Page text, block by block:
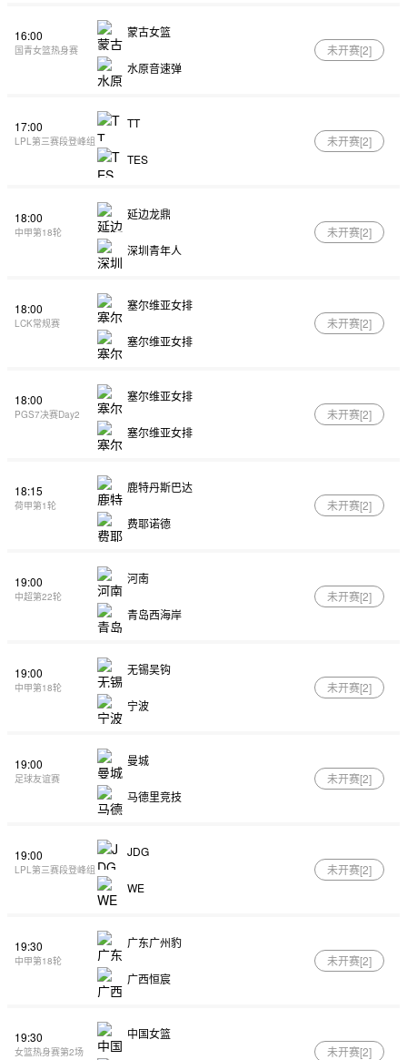
16:00
国青女篮热身赛
蒙古女篮
水原音速弹
未开赛[2]
17:00
LPL第三赛段登峰组
TT
TES
未开赛[2]
18:00
中甲第18轮
延边龙鼎
深圳青年人
未开赛[2]
18:00
LCK常规赛
塞尔维亚女排
塞尔维亚女排
未开赛[2]
18:00
PGS7决赛Day2
塞尔维亚女排
塞尔维亚女排
未开赛[2]
18:15
荷甲第1轮
鹿特丹斯巴达
费耶诺德
未开赛[2]
19:00
中超第22轮
河南
青岛西海岸
未开赛[2]
19:00
中甲第18轮
无锡吴钩
宁波
未开赛[2]
19:00
足球友谊赛
曼城
马德里竞技
未开赛[2]
19:00
LPL第三赛段登峰组
JDG
WE
未开赛[2]
19:30
中甲第18轮
广东广州豹
广西恒宸
未开赛[2]
19:30
女篮热身赛第2场
中国女篮
未开赛[2]